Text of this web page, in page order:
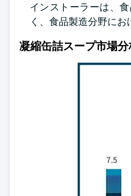
インストーラーは、
く、食品製造分野に
凝縮缶詰スープ市場